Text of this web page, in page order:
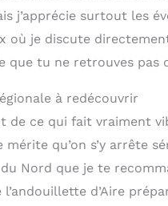
j’apprécie surtout les
où je discute
que tu ne retrouves pas
à redécouvrir
de ce qui fait vraiment
mérite qu’on s’y arrête
Nord que je te
d’Aire